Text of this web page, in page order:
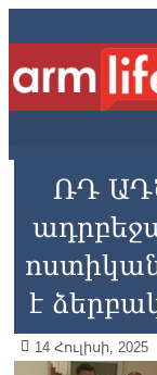
ՌԴ
է
14 Հուլիսի, 2025